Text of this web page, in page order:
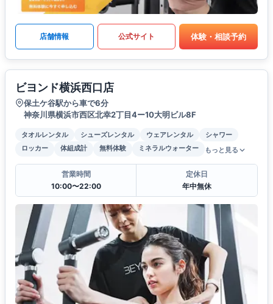
店舗情報 公式サイト 体験・相談予約
ビヨンド横浜西口店
保土ケ谷駅から車で6分
神奈川県横浜市西区北幸2丁目4ー10大明ビル8F
タオルレンタル シューズレンタル ウェアレンタル
シャワー
ロッカー
体組成計 無料体験 ミネラルウォーター もっと見る
営業時間
10:00〜22:00
定休日
年中無休